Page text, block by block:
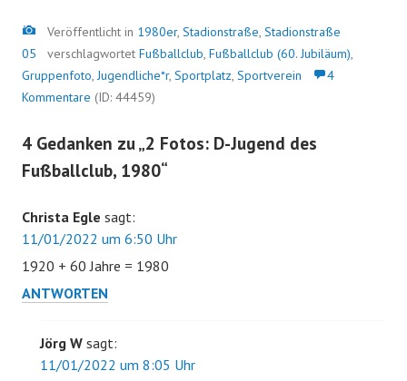
Bild
Veröffentlicht in 1980er, Stadionstraße, Stadionstraße
05
verschlagwortet Fußballclub, Fußballclub (60. Jubiläum),
Gruppenfoto,Jugendliche*r, Sportplatz, Sportverein
4
Kommentare (ID: 44459)
4 Gedanken zu „2 Fotos: D-Jugend des
Fußballclub, 1980“
Christa Egle sagt:
11/01/2022 um 6:50 Uhr
1920 + 60 Jahre = 1980
ANTWORTEN
Jörg W sagt:
11/01/2022 um 8:05 Uhr